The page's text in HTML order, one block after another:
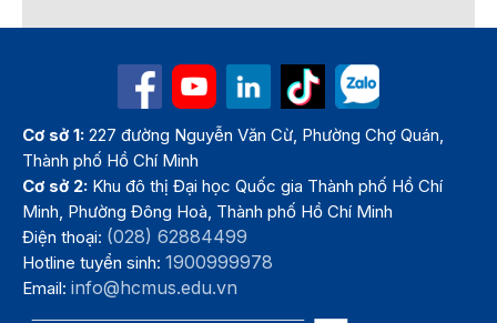
Cơ sở 1: 227 đường Nguyễn Văn Cừ, Phường Chợ Quán,
Thành phố Hồ Chí Minh
Cơ sở 2: Khu đô thị Đại học Quốc gia Thành phố Hồ Chí
Minh, Phường Đông Hoà, Thành phố Hồ Chí Minh
Điện thoại: (028) 62884499
Hotline tuyển sinh:1900999978
Email:info@hcmus.edu.vn